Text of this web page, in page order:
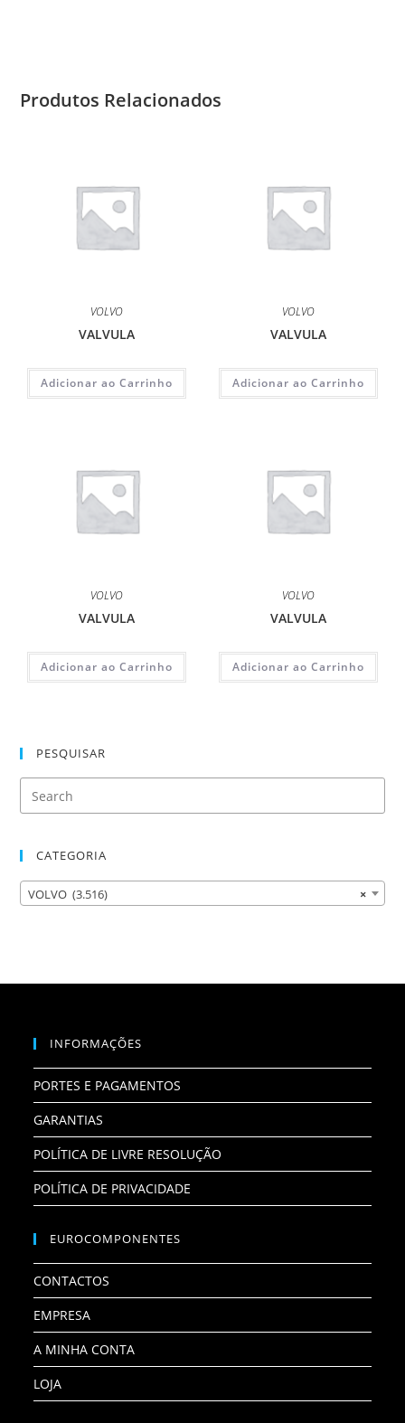
new
new
Produtos Relacionados
VOLVO
VALVULA
Adicionar ao Carrinho
VOLVO
VALVULA
Adicionar ao Carrinho
VOLVO
VALVULA
Adicionar ao Carrinho
VOLVO
VALVULA
Adicionar ao Carrinho
PESQUISAR
CATEGORIA
×
VOLVO (3.516)
INFORMAÇÕES
PORTES E PAGAMENTOS
GARANTIAS
POLÍTICA DE LIVRE RESOLUÇÃO
POLÍTICA DE PRIVACIDADE
EUROCOMPONENTES
CONTACTOS
EMPRESA
A MINHA CONTA
LOJA